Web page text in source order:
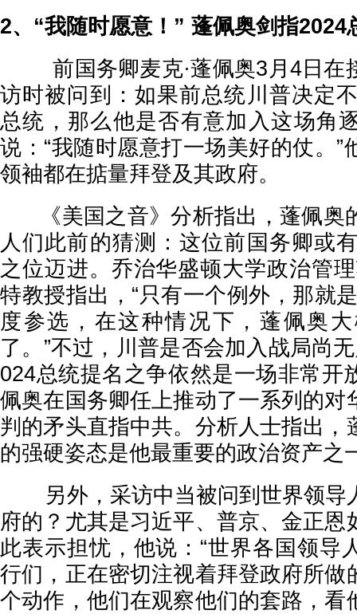
2、“我随时愿意！” 蓬佩奥剑指2024
前国务卿麦克·蓬佩奥3月4日在
访时被问到：如果前总统川普决定
总统，那么他是否有意加入这场角
说：“我随时愿意打一场美好的仗。”
领袖都在掂量拜登及其政府。
《美国之音》分析指出，蓬佩奥
人们此前的猜测：这位前国务卿或
之位迈进。乔治华盛顿大学政治管
特教授指出，“只有一个例外，那就
度参选，在这种情况下，蓬佩奥
了。”不过，川普是否会加入战局尚
024总统提名之争依然是一场非常开
佩奥在国务卿任上推动了一系列的对
判的矛头直指中共。分析人士指出，
的强硬姿态是他最重要的政治资产之
另外，采访中当被问到世界领导
府的？尤其是习近平、普京、金正恩
此表示担忧，他说：“世界各国领导
行们，正在密切注视着拜登政府所做
个动作，他们在观察他们的套路，看